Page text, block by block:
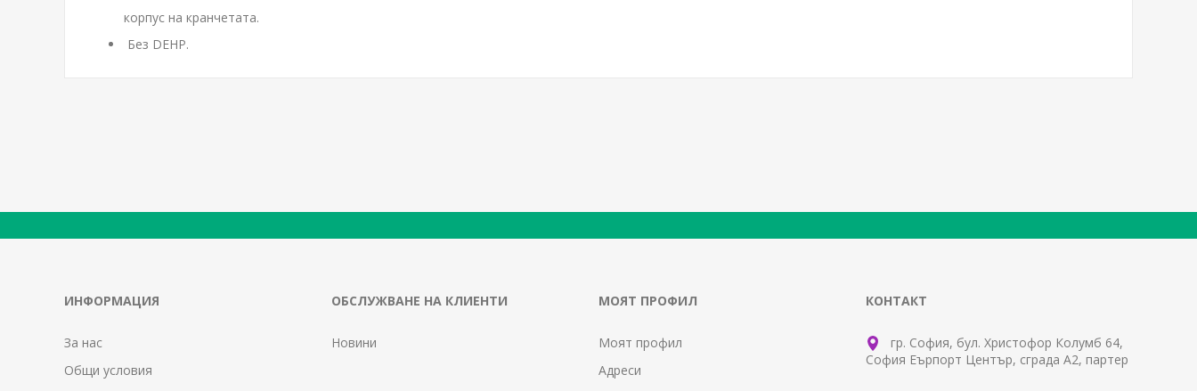
корпус на кранчетата.
Без DEHP.
ИНФОРМАЦИЯ
За нас
Общи условия
ОБСЛУЖВАНЕ НА КЛИЕНТИ
Новини
МОЯТ ПРОФИЛ
Моят профил
Адреси
КОНТАКТ
гр. София, бул. Христофор Колумб 64,
София Еърпорт Център, сграда А2, партер